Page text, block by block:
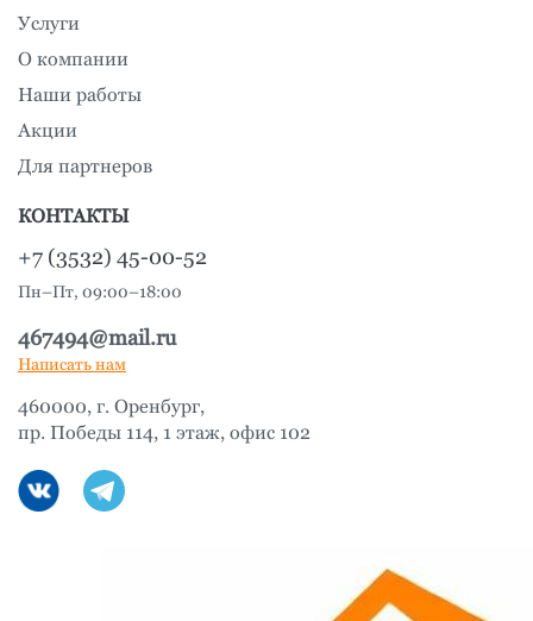
Услуги
О компании
Наши работы
Акции
Для партнеров
КОНТАКТЫ
+7 (3532) 45-00-52
Пн–Пт, 09:00–18:00
467494@mail.ru
Написать нам
460000, г. Оренбург,
пр. Победы 114, 1 этаж, офис 102